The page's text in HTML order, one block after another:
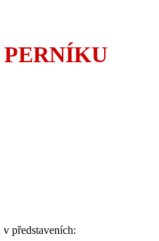
představeních: